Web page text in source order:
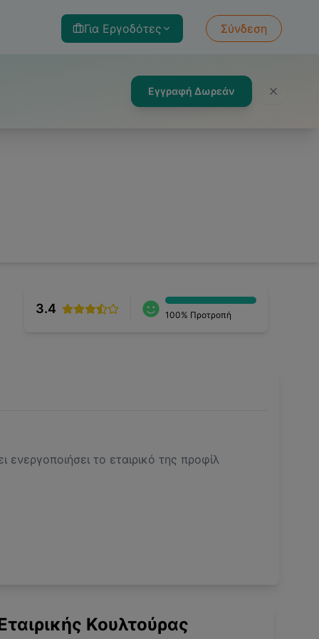
Για Εργοδότες Σύνδεση
Εγγραφή Δωρεάν
3.4 100% Προτροπή
ενεργοποιήσει το εταιρικό της προφίλ
Κουλτούρας